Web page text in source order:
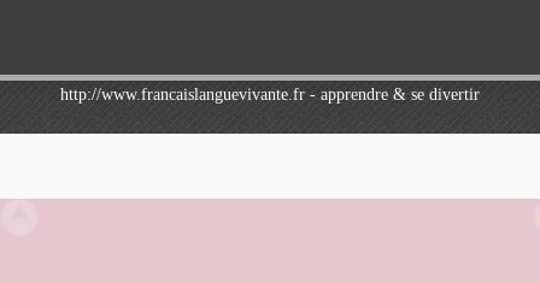
http://www.francaislanguevivante.fr - apprendre & se divertir